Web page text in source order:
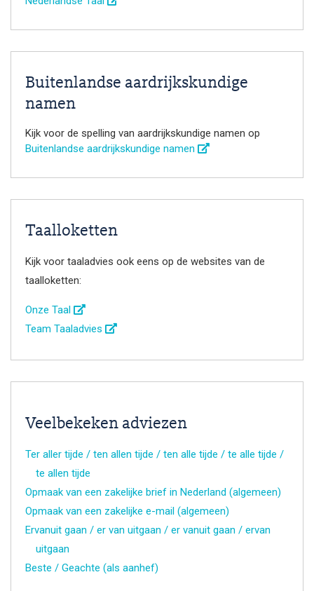
Buitenlandse aardrijkskundige
namen
Kijk voor de spelling van aardrijkskundige namen op
Buitenlandse aardrijkskundige namen
Taalloketten
Kijk voor taaladvies ook eens op de websites van de
taalloketten:
Onze Taal
Team Taaladvies
Veelbekeken adviezen
Ter aller tijde / ten allen tijde / ten alle tijde / te alle tijde /
te allen tijde
Opmaak van een zakelijke brief in Nederland (algemeen)
Opmaak van een zakelijke e-mail (algemeen)
Ervanuit gaan / er van uitgaan / er vanuit gaan / ervan
uitgaan
Beste / Geachte (als aanhef)